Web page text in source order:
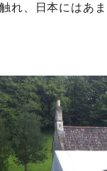
れ、日本にはあ